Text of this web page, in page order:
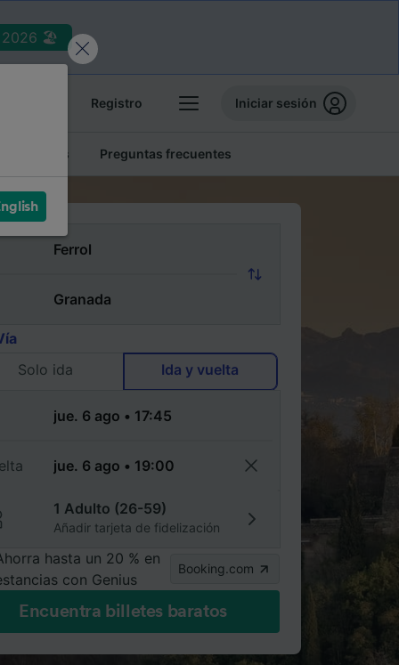
2026 🏖️
Registro Iniciar sesión
baratos Preguntas frecuentes
Solo ida
Ida y vuelta
1 Adulto (26-59)
Añadir tarjeta de fidelización
hasta un 20 % en
con Genius
Booking.com
Encuentra billetes baratos